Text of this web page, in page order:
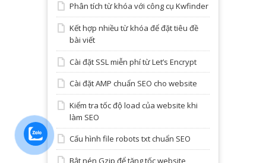
Phân tích từ khóa với công cụ Kwfinder
Kết hợp nhiều từ khóa để đặt tiêu đề
bài viết
Cài đặt SSL miễn phí từ Let’s Encrypt
Cài đặt AMP chuẩn SEO cho website
Kiểm tra tốc độ load của website khi
làm SEO
Cấu hình file robots txt chuẩn SEO
Bật nén Gzip để tăng tốc website